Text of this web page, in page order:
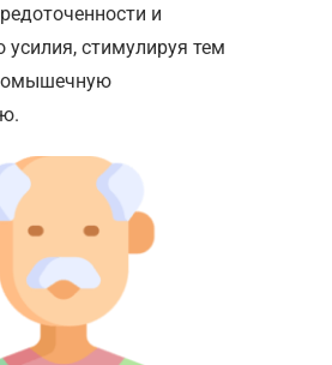
и
усилия, стимулируя тем